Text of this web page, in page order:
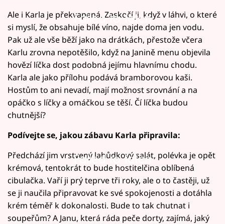
Failed to fetch
Ale i Karla je překvapená. Zaskočí ji, když v láhvi, o které
si myslí, že obsahuje bílé víno, najde doma jen vodu.
Pak už ale vše běží jako na drátkách, přestože včera
Karlu zrovna nepotěšilo, když na Janině menu objevila
hovězí líčka dost podobná jejímu hlavnímu chodu.
Karla ale jako přílohu podává bramborovou kaši.
Hostům to ani nevadí, mají možnost srovnání a na
opáčko s líčky a omáčkou se těší. Čí líčka budou
chutnější?
Podívejte se, jakou zábavu Karla připravila:
Failed to fetch
Předchází jim vrstvený lahůdkový salát, polévka je opět
krémová, tentokrát to bude hostitelčina oblíbená
cibulačka. Vaří ji prý teprve tři roky, ale o to častěji, už
se ji naučila připravovat ke své spokojenosti a dotáhla
krém téměř k dokonalosti. Bude to tak chutnat i
soupeřům? A Janu, která ráda peče dorty, zajímá, jaký